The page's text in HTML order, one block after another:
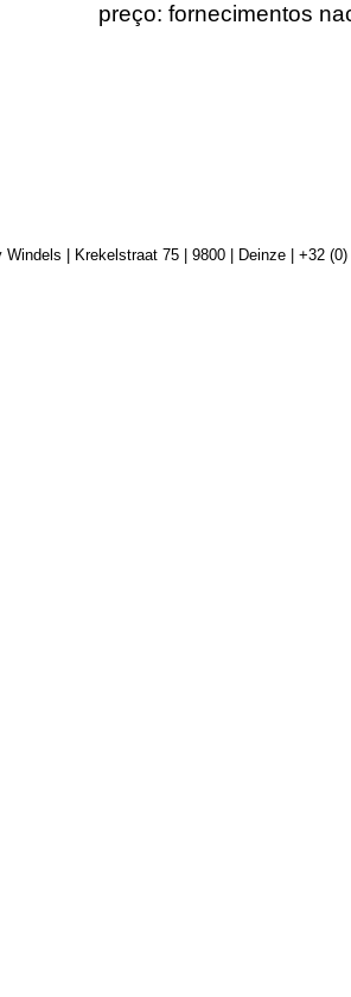
preço: fornecimentos
| Krekelstraat 75 | 9800 | Deinze | +32